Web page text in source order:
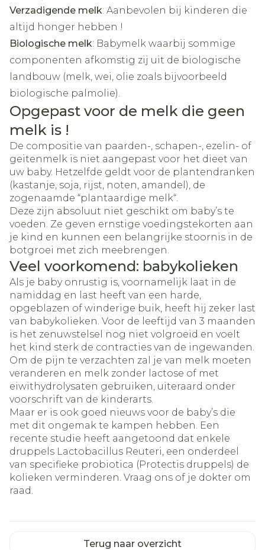
Verzadigende melk: Aanbevolen bij kinderen die
altijd honger hebben !
Biologische melk: Babymelk waarbij sommige
componenten afkomstig zij uit de biologische
landbouw (melk, wei, olie zoals bijvoorbeeld
biologische palmolie).
Opgepast voor de melk die geen
melk is !
De compositie van paarden-, schapen-, ezelin- of
geitenmelk is niet aangepast voor het dieet van
uw baby. Hetzelfde geldt voor de plantendranken
(kastanje, soja, rijst, noten, amandel), de
zogenaamde “plantaardige melk“.
Deze zijn absoluut niet geschikt om baby’s te
voeden. Ze geven ernstige voedingstekorten aan
je kind en kunnen een belangrijke stoornis in de
botgroei met zich meebrengen.
Veel voorkomend: babykolieken
Als je baby onrustig is, voornamelijk laat in de
namiddag en last heeft van een harde,
opgeblazen of winderige buik, heeft hij zeker last
van babykolieken. Voor de leeftijd van 3 maanden
is het zenuwstelsel nog niet volgroeid en voelt
het kind sterk de contracties van de ingewanden.
Om de pijn te verzachten zal je van melk moeten
veranderen en melk zonder lactose of met
eiwithydrolysaten gebruiken, uiteraard onder
voorschrift van de kinderarts.
Maar er is ook goed nieuws voor de baby’s die
met dit ongemak te kampen hebben. Een
recente studie heeft aangetoond dat enkele
druppels Lactobacillus Reuteri, een onderdeel
van specifieke probiotica (Protectis druppels) de
kolieken verminderen. Vraag ons of je dokter om
raad.
Terug naar overzicht